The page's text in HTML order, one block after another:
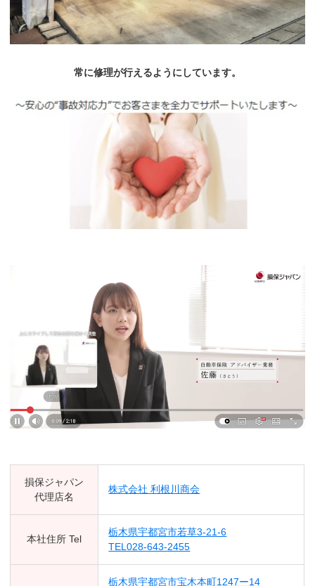
常に修理が行えるようにしています。
損保ジャパン
代理店名
株式会社 利根川商会
本社住所 Tel
栃木県宇都宮市若草3-21-6
TEL028-643-2455
栃木県宇都宮市宝木本町1247ー14